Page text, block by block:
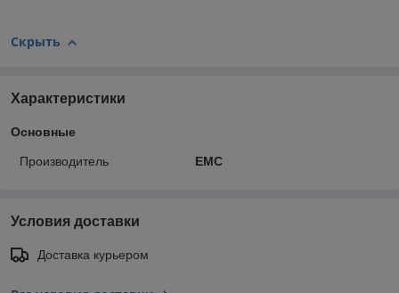
Скрыть
Характеристики
Основные
Производитель EMC
Условия доставки
Доставка курьером